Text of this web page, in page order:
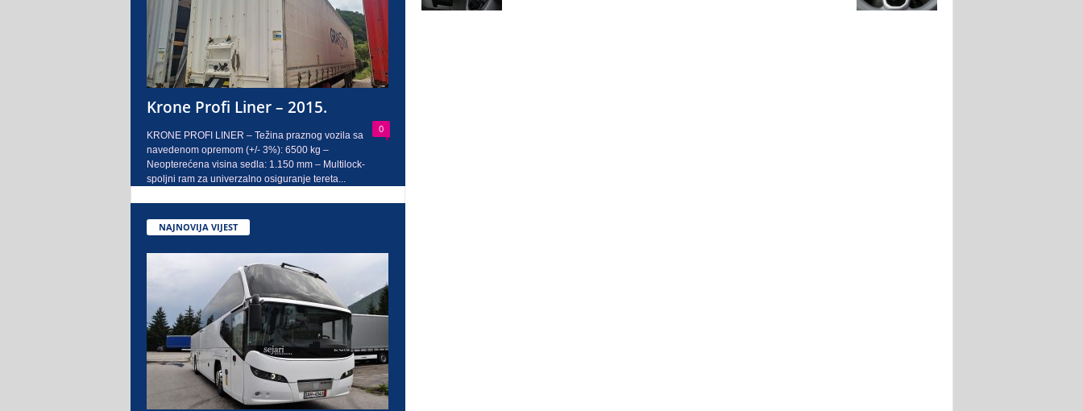
j
o
Krone Profi Liner – 2015.
0
KRONE PROFI LINER – Težina praznog vozila sa
navedenom opremom (+/- 3%): 6500 kg –
Neopterećena visina sedla: 1.150 mm – Multilock-
spoljni ram za univerzalno osiguranje tereta...
NAJNOVIJA VIJEST